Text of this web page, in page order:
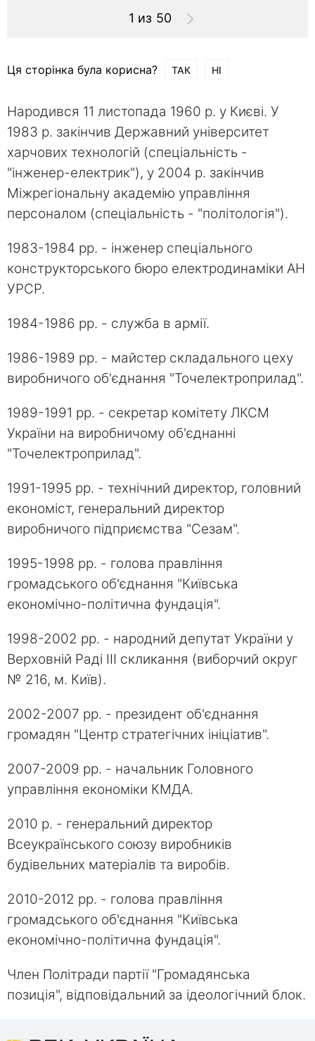
1 из 50
Ця сторінка була корисна? ТАК НІ
Народився 11 листопада 1960 р. у Києві. У
1983 р. закінчив Державний університет
харчових технологій (спеціальність -
"інженер-електрик"), у 2004 р. закінчив
Міжрегіональну академію управління
персоналом (спеціальність - "політологія").
1983-1984 рр. - інженер спеціального
конструкторського бюро електродинаміки АН
УРСР.
1984-1986 рр. - служба в армії.
1986-1989 рр. - майстер складального цеху
виробничого об'єднання "Точелектроприлад".
1989-1991 рр. - секретар комітету ЛКСМ
України на виробничому об'єднанні
"Точелектроприлад".
1991-1995 рр. - технічний директор, головний
економіст, генеральний директор
виробничого підприємства "Сезам".
1995-1998 рр. - голова правління
громадського об'єднання "Київська
економічно-політична фундація".
1998-2002 рр. - народний депутат України у
Верховній Раді ІІІ скликання (виборчий округ
№ 216, м. Київ).
2002-2007 рр. - президент об'єднання
громадян "Центр стратегічних ініціатив".
2007-2009 рр. - начальник Головного
управління економіки КМДА.
2010 р. - генеральний директор
Всеукраїнського союзу виробників
будівельних матеріалів та виробів.
2010-2012 рр. - голова правління
громадського об'єднання "Київська
економічно-політична фундація".
Член Політради партії "Громадянська
позиція", відповідальний за ідеологічний блок.